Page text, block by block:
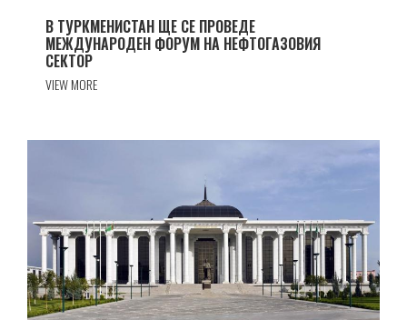
В ТУРКМЕНИСТАН ЩЕ СЕ ПРОВЕДЕ
МЕЖДУНАРОДЕН ФОРУМ НА НЕФТОГАЗОВИЯ
СЕКТОР
VIEW MORE